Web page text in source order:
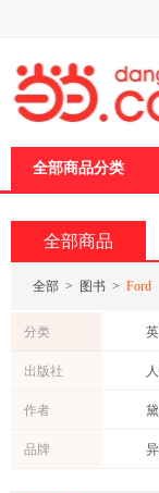
全部商品分类
全部商品
全部 > 图书 > Ford
分类
出版社
作者
品牌
页
加